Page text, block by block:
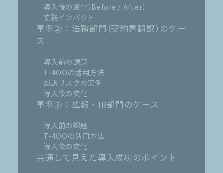
導入後の変化（Before / After）
業務インパクト
事例②：法務部門（契約書翻訳）のケー
ス
導入前の課題
T-4OOの活用方法
誤訳リスクの実例
導入後の変化
事例③：広報・IR部門のケース
導入前の課題
T-4OOの活用方法
導入後の変化
共通して見えた導入成功のポイント